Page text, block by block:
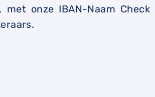
met onze IBAN-Naam Check